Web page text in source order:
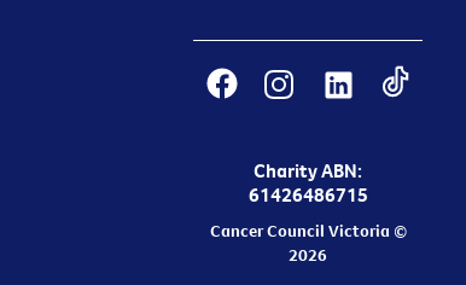
Charity ABN:
61426486715
Cancer Council Victoria ©
2026